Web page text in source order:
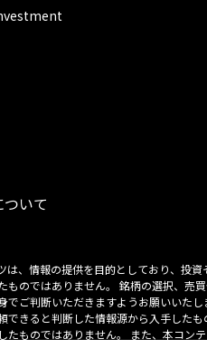
いて
は、情報の提供を目的としており、投資
ものではありません。 銘柄の選択、売
でご判断いただきますようお願いいたし
できると判断した情報源から入手したも
たものではありません。 また、本コン